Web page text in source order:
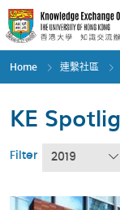
Skip
to
main
content
Home 連繫社區
KE
Filter 2019